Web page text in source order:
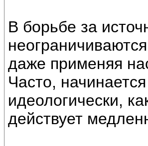
В борьбе за
даже применяя
Часто,
идеологически,
действует